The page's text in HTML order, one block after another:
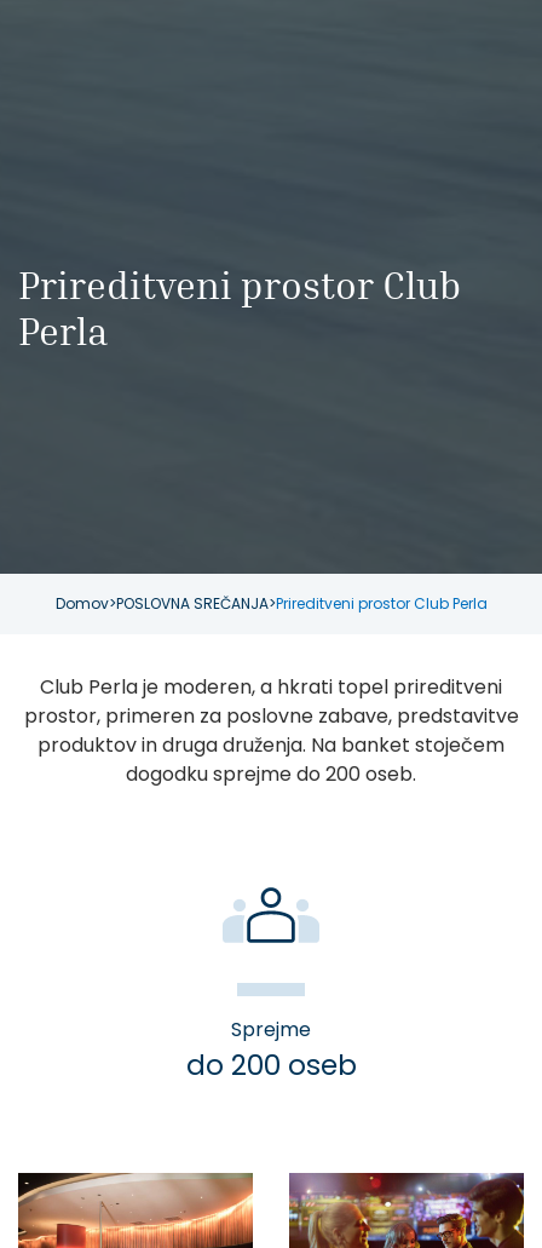
Prireditveni prostor Club
Perla
Domov>POSLOVNA SREČANJA>Prireditveni prostor Club Perla
Club Perla je moderen, a hkrati topel prireditveni
prostor, primeren za poslovne zabave, predstavitve
produktov in druga druženja. Na banket stoječem
dogodku sprejme do 200 oseb.
do 200 oseb
Sprejme